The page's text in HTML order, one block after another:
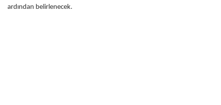
ardından belirlenecek.